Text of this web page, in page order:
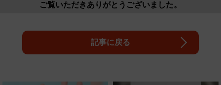
ご覧いただきありがとうございました。
記事に戻る